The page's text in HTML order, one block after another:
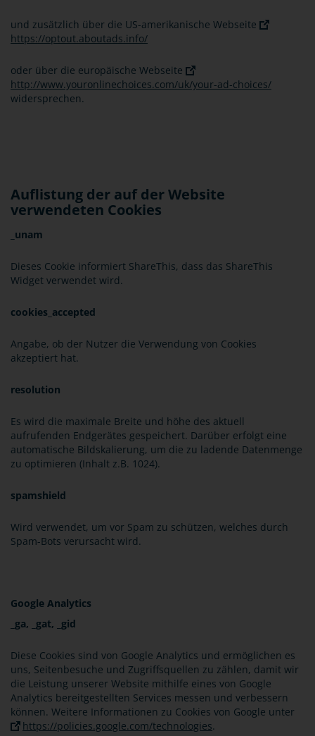
und zusätzlich über die US-amerikanische Webseite
https://optout.aboutads.info/
oder über die europäische Webseite
http://www.youronlinechoices.com/uk/your-ad-choices/
widersprechen.
Auflistung der auf der Website
verwendeten Cookies
_unam
Dieses Cookie informiert ShareThis, dass das ShareThis
Widget verwendet wird.
cookies_accepted
Angabe, ob der Nutzer die Verwendung von Cookies
akzeptiert hat.
resolution
Es wird die maximale Breite und höhe des aktuell
aufrufenden Endgerätes gespeichert. Darüber erfolgt eine
automatische Bildskalierung, um die zu ladende Datenmenge
zu optimieren (Inhalt z.B. 1024).
spamshield
Wird verwendet, um vor Spam zu schützen, welches durch
Spam-Bots verursacht wird.
Google Analytics
_ga, _gat, _gid
Diese Cookies sind von Google Analytics und ermöglichen es
uns, Seitenbesuche und Zugriffsquellen zu zählen, damit wir
die Leistung unserer Website mithilfe eines von Google
Analytics bereitgestellten Services messen und verbessern
können. Weitere Informationen zu Cookies von Google unter
https://policies.google.com/technologies.